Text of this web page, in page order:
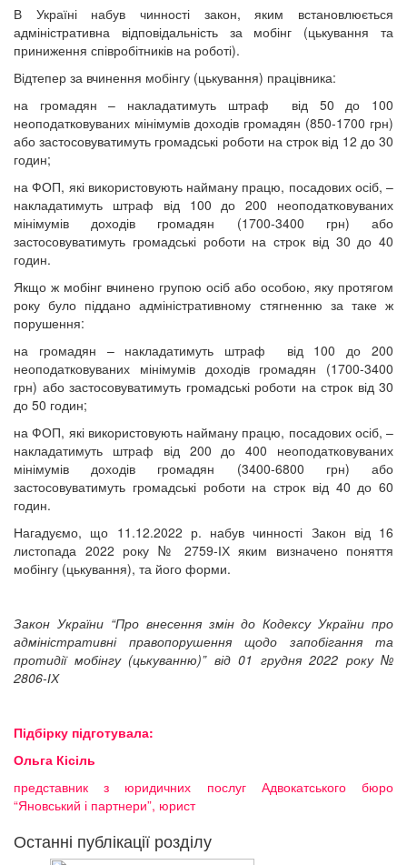
В Україні набув чинності закон, яким встановлюється
адміністративна відповідальність за мобінг (цькування та
приниження співробітників на роботі).
Відтепер за вчинення мобінгу (цькування) працівника:
на громадян – накладатимуть штраф від 50 до 100
неоподатковуваних мінімумів доходів громадян (850-1700 грн)
або застосовуватимуть громадські роботи на строк від 12 до 30
годин;
на ФОП, які використовують найману працю, посадових осіб, –
накладатимуть штраф від 100 до 200 неоподатковуваних
мінімумів доходів громадян (1700-3400 грн) або
застосовуватимуть громадські роботи на строк від 30 до 40
годин.
Якщо ж мобінг вчинено групою осіб або особою, яку протягом
року було піддано адміністративному стягненню за таке ж
порушення:
на громадян – накладатимуть штраф від 100 до 200
неоподатковуваних мінімумів доходів громадян (1700-3400
грн) або застосовуватимуть громадські роботи на строк від 30
до 50 годин;
на ФОП, які використовують найману працю, посадових осіб, –
накладатимуть штраф від 200 до 400 неоподатковуваних
мінімумів доходів громадян (3400-6800 грн) або
застосовуватимуть громадські роботи на строк від 40 до 60
годин.
Нагадуємо, що 11.12.2022 р. набув чинності Закон від 16
листопада 2022 року № 2759-ІХ яким визначено поняття
мобінгу (цькування), та його форми.
Закон України “Про внесення змін до Кодексу України про
адміністративні правопорушення щодо запобігання та
протидії мобінгу (цькуванню)” від 01 грудня 2022 року №
2806-ІХ
Підбірку підготувала:
Ольга Кісіль
представник з юридичних послуг Адвокатського бюро
“Яновський і партнери”, юрист
Останні публікації розділу